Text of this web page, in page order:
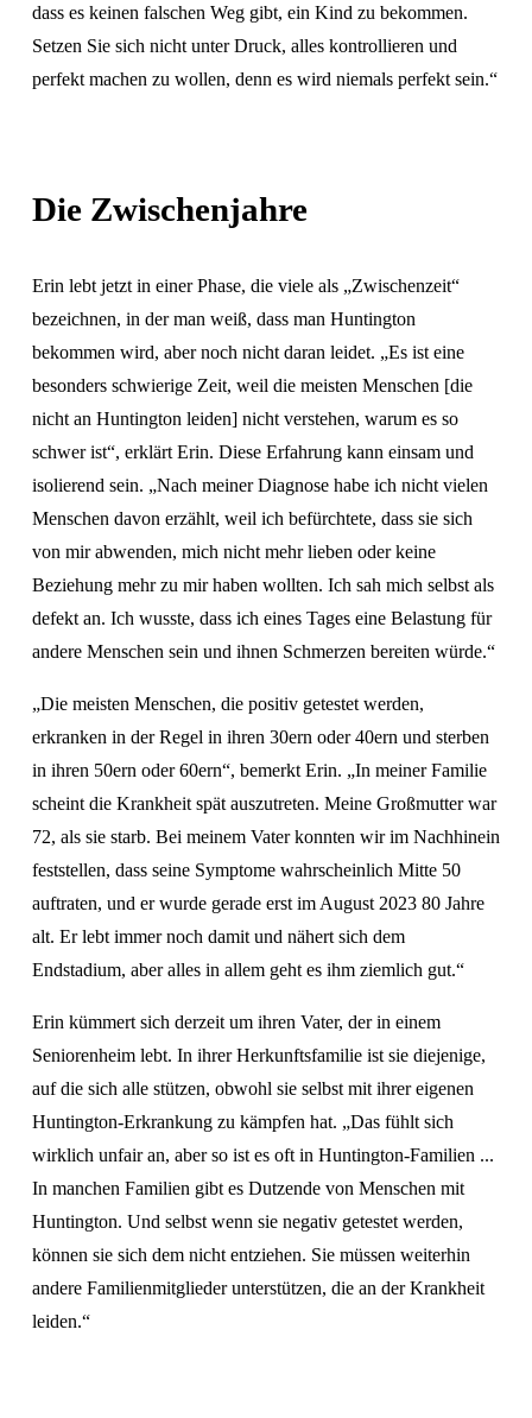
dass es keinen falschen Weg gibt, ein Kind zu bekommen.
Setzen Sie sich nicht unter Druck, alles kontrollieren und
perfekt machen zu wollen, denn es wird niemals perfekt sein.“
Die Zwischenjahre
Erin lebt jetzt in einer Phase, die viele als „Zwischenzeit“
bezeichnen, in der man weiß, dass man Huntington
bekommen wird, aber noch nicht daran leidet. „Es ist eine
besonders schwierige Zeit, weil die meisten Menschen [die
nicht an Huntington leiden] nicht verstehen, warum es so
schwer ist“, erklärt Erin. Diese Erfahrung kann einsam und
isolierend sein. „Nach meiner Diagnose habe ich nicht vielen
Menschen davon erzählt, weil ich befürchtete, dass sie sich
von mir abwenden, mich nicht mehr lieben oder keine
Beziehung mehr zu mir haben wollten. Ich sah mich selbst als
defekt an. Ich wusste, dass ich eines Tages eine Belastung für
andere Menschen sein und ihnen Schmerzen bereiten würde.“
„Die meisten Menschen, die positiv getestet werden,
erkranken in der Regel in ihren 30ern oder 40ern und sterben
in ihren 50ern oder 60ern“, bemerkt Erin. „In meiner Familie
scheint die Krankheit spät auszutreten. Meine Großmutter war
72, als sie starb. Bei meinem Vater konnten wir im Nachhinein
feststellen, dass seine Symptome wahrscheinlich Mitte 50
auftraten, und er wurde gerade erst im August 2023 80 Jahre
alt. Er lebt immer noch damit und nähert sich dem
Endstadium, aber alles in allem geht es ihm ziemlich gut.“
Erin kümmert sich derzeit um ihren Vater, der in einem
Seniorenheim lebt. In ihrer Herkunftsfamilie ist sie diejenige,
auf die sich alle stützen, obwohl sie selbst mit ihrer eigenen
Huntington-Erkrankung zu kämpfen hat. „Das fühlt sich
wirklich unfair an, aber so ist es oft in Huntington-Familien ...
In manchen Familien gibt es Dutzende von Menschen mit
Huntington. Und selbst wenn sie negativ getestet werden,
können sie sich dem nicht entziehen. Sie müssen weiterhin
andere Familienmitglieder unterstützen, die an der Krankheit
leiden.“